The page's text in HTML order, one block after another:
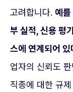
고려합니다. 예
부 실적, 신용 평
스에 연계되어 있
업자의 신뢰도
직종에 대한 규